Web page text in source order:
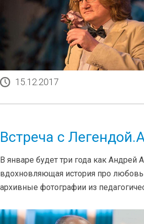
15.12.2017
Встреча с
В январе будет три года как Андрей
вдохновляющая история про любовь
архивные фотографии из